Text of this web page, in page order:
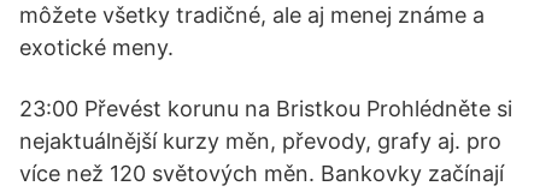
môžete všetky tradičné, ale aj menej známe a
exotické meny.
23:00 Převést korunu na Bristkou Prohlédněte si
nejaktuálnější kurzy měn, převody, grafy aj. pro
více než 120 světových měn. Bankovky začínají